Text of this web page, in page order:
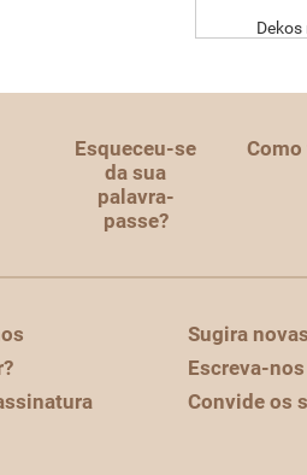
Esqueceu-se
da sua
palavra-
passe?
Como
Sugira
Escreva-
Convide os